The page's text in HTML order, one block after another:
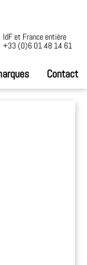
IdF et France entière
+33 (0)6 01 48 14 61
Contact